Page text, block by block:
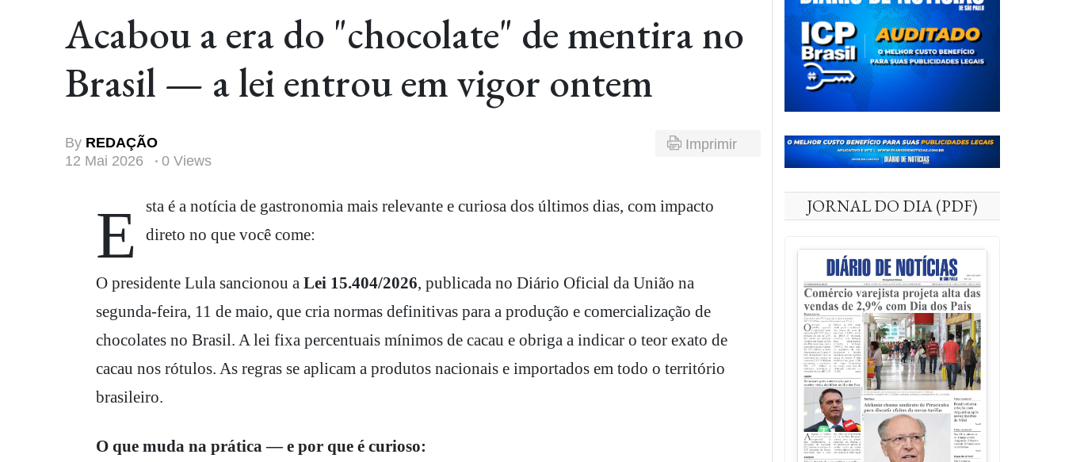
Acabou a era do "chocolate" de mentira no
Brasil — a lei entrou em vigor ontem
By REDAÇÃO
12 Mai 2026
0 Views
Imprimir
Esta é a notícia de gastronomia mais relevante e curiosa dos últimos dias, com impacto direto no que você come:
O presidente Lula sancionou a Lei 15.404/2026, publicada no Diário Oficial da União na
segunda-feira, 11 de maio, que cria normas definitivas para a produção e comercialização de
chocolates no Brasil. A lei fixa percentuais mínimos de cacau e obriga a indicar o teor exato de
cacau nos rótulos. As regras se aplicam a produtos nacionais e importados em todo o território
brasileiro.
O que muda na prática — e por que é curioso:
JORNAL DO DIA (PDF)